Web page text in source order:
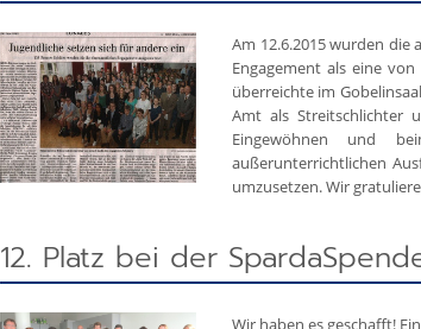
Am 12.6.2015 wurden die
Engagement als eine
überreichte im
Amt als Streitschlichter
Eingewöhnen und
außerunterrichtlichen
umzusetzen. Wir
12. Platz bei der
Wir haben es geschafft!